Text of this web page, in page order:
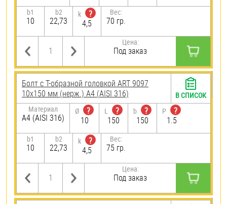
b1
10
b2
22,73
k
?
4,5
Вес:
70 гр.
Цена:
Под заказ
Болт с Т-образной головкой ART 9097
10х150 мм (нерж.) A4 (AISI 316)
Материал
A4 (AISI 316)
Ø
?
10
L
?
150
b
?
150
P
?
1.5
b1
10
b2
22,73
k
?
4,5
Вес:
75 гр.
Цена:
Под заказ
В СПИСОК